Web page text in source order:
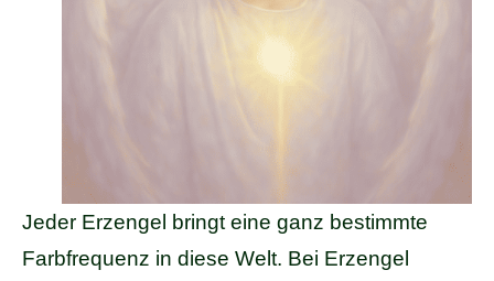
Jeder Erzengel bringt eine ganz bestimmte
Farbfrequenz in diese Welt. Bei Erzengel